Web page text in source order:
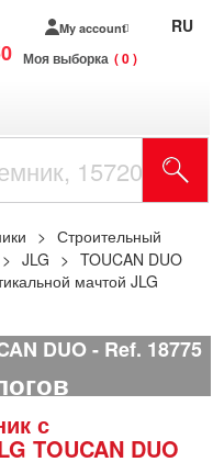
My account
Моя выборка 0
RU
Строительный
JLG
TOUCAN DUO
мачтой JLG
DUO Ref. 18775
TOUCAN DUO